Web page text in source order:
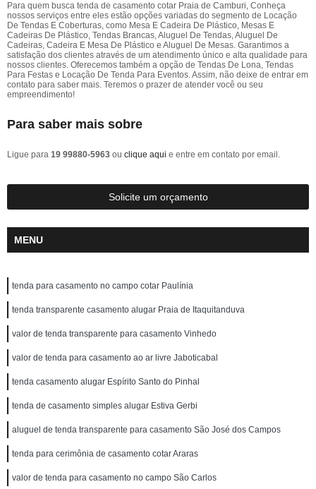
Para quem busca tenda de casamento cotar Praia de Camburi, Conheça
nossos serviços entre eles estão opções variadas do segmento de Locação
De Tendas E Coberturas, como Mesa E Cadeira De Plástico, Mesas E
Cadeiras De Plástico, Tendas Brancas, Aluguel De Tendas, Aluguel De
Cadeiras, Cadeira E Mesa De Plástico e Aluguel De Mesas. Garantimos a
satisfação dos clientes através de um atendimento único e alta qualidade para
nossos clientes. Oferecemos também a opção de Tendas De Lona, Tendas
Para Festas e Locação De Tenda Para Eventos. Assim, não deixe de entrar em
contato para saber mais. Teremos o prazer de atender você ou seu
empreendimento!
Para saber mais sobre
Ligue para 19 99880-5963 ou clique aqui e entre em contato por email.
Solicite um orçamento
MENU
tenda para casamento no campo cotar Paulínia
tenda transparente casamento alugar Praia de Itaquitanduva
valor de tenda transparente para casamento Vinhedo
valor de tenda para casamento ao ar livre Jaboticabal
tenda casamento alugar Espírito Santo do Pinhal
tenda de casamento simples alugar Estiva Gerbi
aluguel de tenda transparente para casamento São José dos Campos
tenda para cerimônia de casamento cotar Araras
valor de tenda para casamento no campo São Carlos